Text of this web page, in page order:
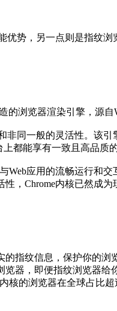
，另一点则是指纹浏
浏览器渲染引擎，源自
同一般的灵活性。该
都能享有一致且高品质
应用的流畅运行和交
，Chrome内核已然成
纹信息，保护你的浏
器，即便指纹浏览器
核的浏览器在全球占